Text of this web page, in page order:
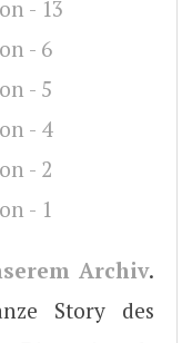
Archiv.
Story des